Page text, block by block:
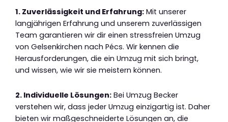
1. Zuverlässigkeit und Erfahrung: Mit unserer
langjährigen Erfahrung und unserem zuverlässigen
Team garantieren wir dir einen stressfreien Umzug
von Gelsenkirchen nach Pécs. Wir kennen die
Herausforderungen, die ein Umzug mit sich bringt,
und wissen, wie wir sie meistern können.
2. Individuelle Lösungen: Bei Umzug Becker
verstehen wir, dass jeder Umzug einzigartig ist. Daher
bieten wir maßgeschneiderte Lösungen an, die